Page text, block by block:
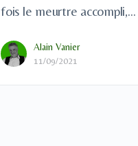
fois le meurtre accompli,…
Alain Vanier
11/09/2021